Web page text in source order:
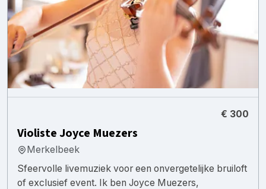
€ 300
Violiste Joyce Muezers
Merkelbeek
Sfeervolle livemuziek voor een onvergetelijke bruiloft
of exclusief event. Ik ben Joyce Muezers,